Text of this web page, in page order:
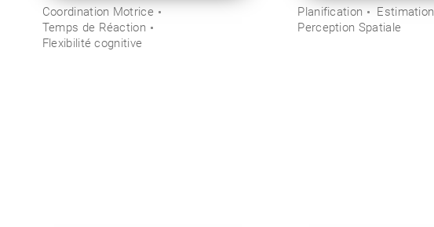
Coordination Motrice
Temps de Réaction
Flexibilité cognitive
Planification
Estimation
Perception Spatiale